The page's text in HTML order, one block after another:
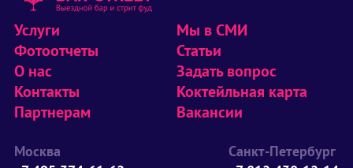
Услуги
Фотоотчеты
О нас
Контакты
Партнерам
Мы в СМИ
Статьи
Задать вопрос
Коктейльная карта
Вакансии
Москва
Санкт-Петербург